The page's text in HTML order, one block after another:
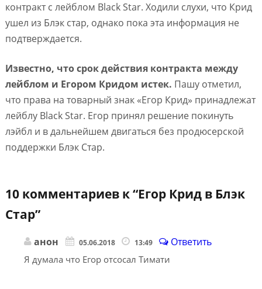
контракт с лейблом Black Star. Ходили слухи, что Крид
ушел из Блэк стар, однако пока эта информация не
подтверждается.
Известно, что срок действия контракта между
лейблом и Егором Кридом истек. Пашу отметил,
что права на товарный знак «Егор Крид» принадлежат
лейблу Black Star. Егор принял решение покинуть
лэйбл и в дальнейшем двигаться без продюсерской
поддержки Блэк Стар.
10 комментариев к “Егор Крид в Блэк
Стар”
анон 05.06.2018 13:49 Ответить
Я думала что Егор отсосал Тимати